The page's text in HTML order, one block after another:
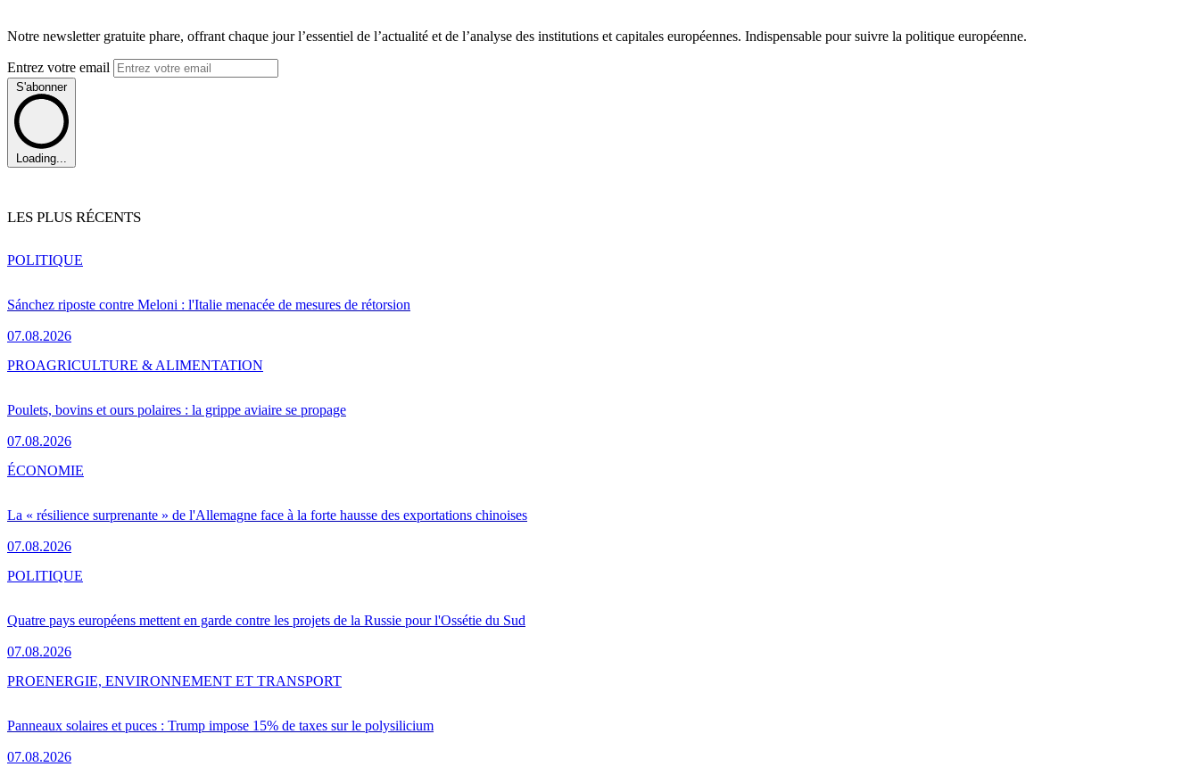
Notre newsletter gratuite phare, offrant chaque jour l’essentiel de l’actualité et de l’analyse des institutions et capitales européennes. Indispensable pour suivre la politique européenne.
Entrez votre email
S'abonner
Loading...
LES PLUS RÉCENTS
Sánchez riposte contre Meloni : l'Italie menacée de mesures de rétorsion
07.08.2026
POLITIQUE
Poulets, bovins et ours polaires : la grippe aviaire se propage
07.08.2026
PROAGRICULTURE & ALIMENTATION
La « résilience surprenante » de l'Allemagne face à la forte hausse des exportations chinoises
07.08.2026
ÉCONOMIE
Quatre pays européens mettent en garde contre les projets de la Russie pour l'Ossétie du Sud
07.08.2026
POLITIQUE
Panneaux solaires et puces : Trump impose 15% de taxes sur le polysilicium
07.08.2026
PROENERGIE, ENVIRONNEMENT ET TRANSPORT